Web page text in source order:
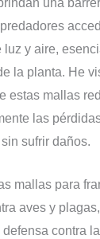
luz y aire,
la planta. He
estas mallas
las
sufrir daños.
mallas para
aves y
contra